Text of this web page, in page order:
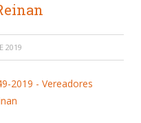
2019
2019 - Vereadores